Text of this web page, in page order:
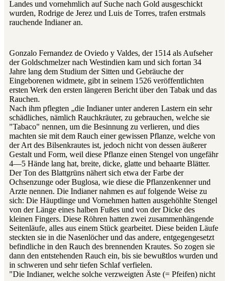
Landes und vornehmlich auf Suche nach Gold ausgeschickt
wurden, Rodrige de Jerez und Luis de Torres, trafen erstmals
rauchende Indianer an.
Gonzalo Fernandez de Oviedo y Valdes, der 1514 als Aufseher
der Goldschmelzer nach Westindien kam und sich fortan 34
Jahre lang dem Studium der Sitten und Gebräuche der
Eingeborenen widmete, gibt in seinem 1526 veröffentlichten
ersten Werk den ersten längeren Bericht über den Tabak und das
Rauchen.
Nach ihm pflegten „die Indianer unter anderen Lastern ein sehr
schädliches, nämlich Rauchkräuter, zu gebrauchen, welche sie
"Tabaco" nennen, um die Besinnung zu verlieren, und dies
machten sie mit dem Rauch einer gewissen Pflanze, welche von
der Art des Bilsenkrautes ist, jedoch nicht von dessen äußerer
Gestalt und Form, weil diese Pflanze einen Stengel von ungefähr
4—5 Hände lang hat, breite, dicke, glatte und behaarte Blätter.
Der Ton des Blattgrüns nähert sich etwa der Farbe der
Ochsenzunge oder Buglosa, wie diese die Pflanzenkenner und
Arzte nennen. Die Indianer nahmen es auf folgende Weise zu
sich: Die Häuptlinge und Vornehmen hatten ausgehöhlte Stengel
von der Länge eines halben Fußes und von der Dicke des
kleinen Fingers. Diese Röhren hatten zwei zusammenhängende
Seitenläufe, alles aus einem Stück gearbeitet. Diese beiden Läufe
steckten sie in die Nasenlöcher und das andere, entgegengesetzt
befindliche in den Rauch des brennenden Krautes. So zogen sie
dann den entstehenden Rauch ein, bis sie bewußtlos wurden und
in schweren und sehr tiefen Schlaf verfielen.
"Die Indianer, welche solche verzweigten Äste (= Pfeifen) nicht